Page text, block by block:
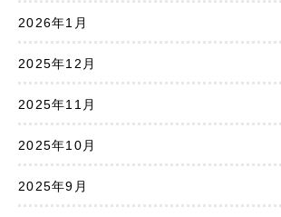
2026年1月
2025年12月
2025年11月
2025年10月
2025年9月